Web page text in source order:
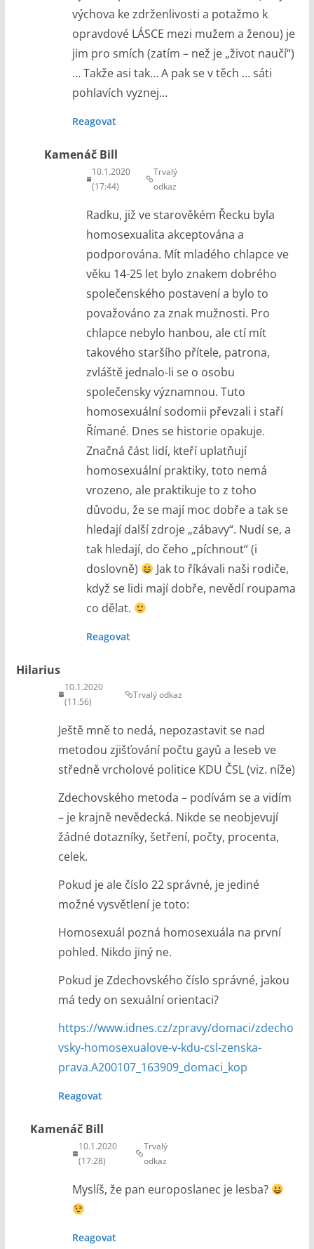
výchova ke zdrženlivosti a potažmo k
opravdové LÁSCE mezi mužem a ženou) je
jim pro smích (zatím – než je „život naučí“)
… Takže asi tak… A pak se v těch … sáti
pohlavích vyznej…
Reagovat
Kamenáč Bill
10.1.2020
(17:44)
Trvalý
odkaz
Radku, již ve starověkém Řecku byla
homosexualita akceptována a
podporována. Mít mladého chlapce ve
věku 14-25 let bylo znakem dobrého
společenského postavení a bylo to
považováno za znak mužnosti. Pro
chlapce nebylo hanbou, ale ctí mít
takového staršího přítele, patrona,
zvláště jednalo-li se o osobu
společensky významnou. Tuto
homosexuální sodomii převzali i staří
Římané. Dnes se historie opakuje.
Značná část lidí, kteří uplatňují
homosexuální praktiky, toto nemá
vrozeno, ale praktikuje to z toho
důvodu, že se mají moc dobře a tak se
hledají další zdroje „zábavy“. Nudí se, a
tak hledají, do čeho „píchnout“ (i
doslovně)
Jak to říkávali naši rodiče,
když se lidi mají dobře, nevědí roupama
co dělat.
Reagovat
Hilarius
10.1.2020
(11:56)
Trvalý odkaz
Ještě mně to nedá, nepozastavit se nad
metodou zjišťování počtu gayů a leseb ve
středně vrcholové politice KDU ČSL (viz. níže)
Zdechovského metoda – podívám se a vidím
– je krajně nevědecká. Nikde se neobjevují
žádné dotazníky, šetření, počty, procenta,
celek.
Pokud je ale číslo 22 správné, je jediné
možné vysvětlení je toto:
Homosexuál pozná homosexuála na první
pohled. Nikdo jiný ne.
Pokud je Zdechovského číslo správné, jakou
má tedy on sexuální orientaci?
https://www.idnes.cz/zpravy/domaci/zdecho
vsky-homosexualove-v-kdu-csl-zenska-
prava.A200107_163909_domaci_kop
Reagovat
Kamenáč Bill
10.1.2020
(17:28)
Trvalý
odkaz
Myslíš, že pan europoslanec je lesba?
Reagovat